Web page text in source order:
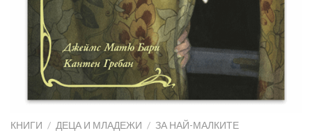
КНИГИ / ДЕЦА И МЛАДЕЖИ / ЗА НАЙ-МАЛКИТЕ